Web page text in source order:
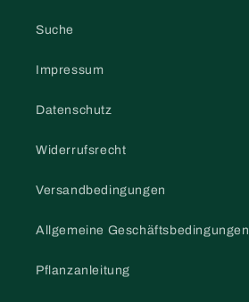
Suche
Impressum
Datenschutz
Widerrufsrecht
Versandbedingungen
Allgemeine Geschäftsbedingungen
Pflanzanleitung